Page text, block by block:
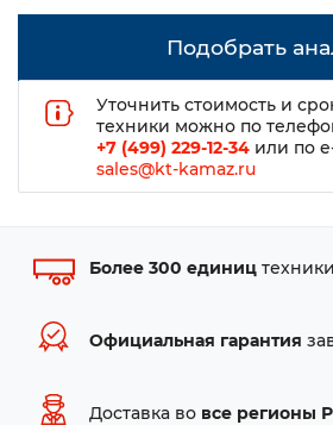
Подобрать
Уточнить стоимость и
техники можно по
+7 (499) 229-12-34 или по
sales@kt-kamaz.ru
Более 300 единиц
Официальная гарантия
Доставка во все регионы